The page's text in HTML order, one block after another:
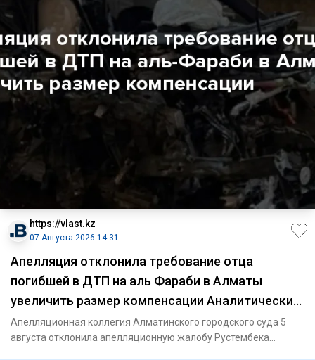
https://vlast.kz
07 Августа 2026 14:31
Апелляция отклонила требование отца
погибшей в ДТП на аль Фараби в Алматы
увеличить размер компенсации Аналитический
интернет журнал Власть
Апелляционная коллегия Алматинского городского суда 5
августа отклонила апелляционную жалобу Рустембека